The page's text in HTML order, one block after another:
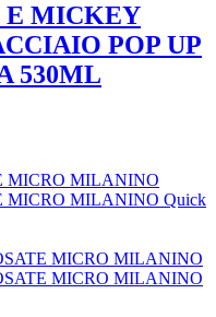
E MICKEY
POP UP
530ML
Quick